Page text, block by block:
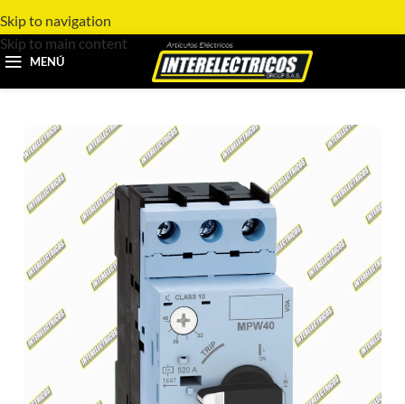
Skip to navigation
Skip to main content
MENÚ